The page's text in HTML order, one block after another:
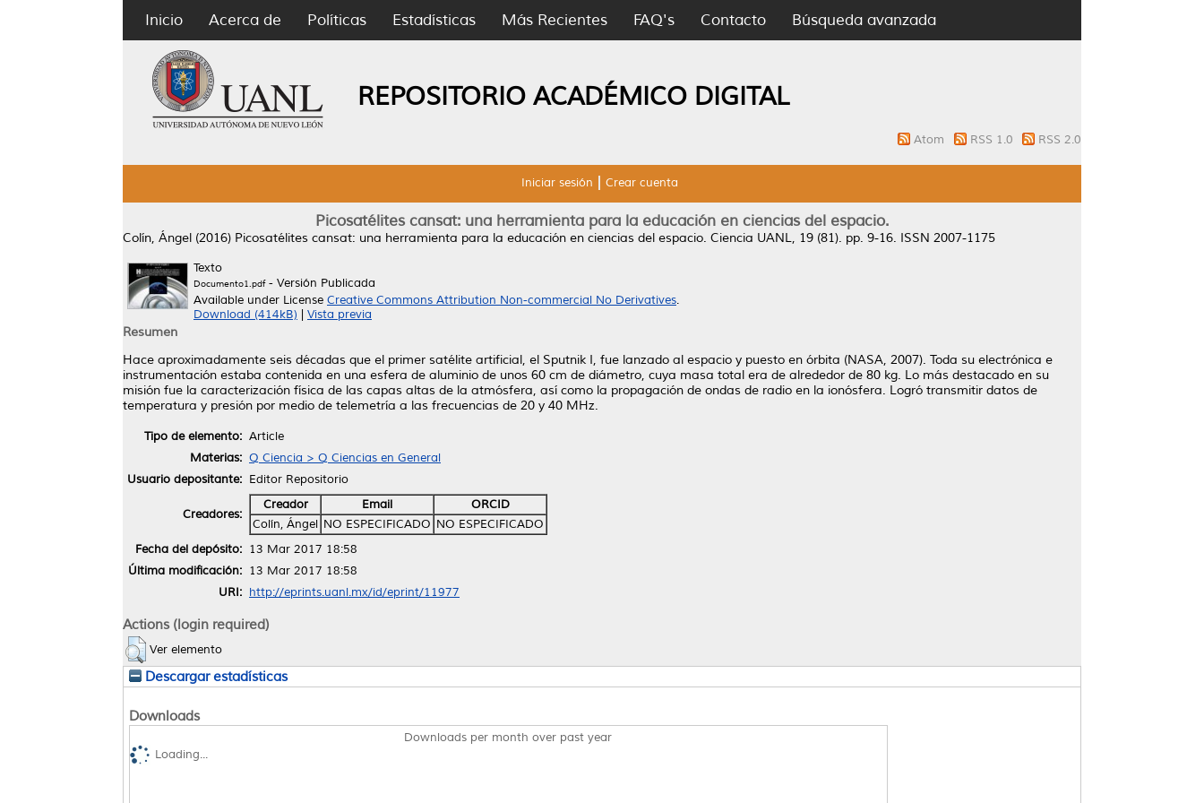
Inicio Acerca de Políticas Estadísticas Más Recientes FAQ's Contacto Búsqueda avanzada
REPOSITORIO ACADÉMICO DIGITAL
Atom RSS 1.0 RSS 2.0
Iniciar sesión Crear cuenta
Picosatélites cansat: una herramienta para la educación en ciencias del espacio.
Colín, Ángel (2016) Picosatélites cansat: una herramienta para la educación en ciencias del espacio. Ciencia UANL, 19 (81). pp. 9-16. ISSN 2007-1175
Texto
Documento1.pdf- Versión Publicada
Available under License Creative Commons Attribution Non-commercial No Derivatives.
Download (414kB)
Vista previa
Resumen
Hace aproximadamente seis décadas que el primer satélite artificial, el Sputnik I, fue lanzado al espacio y puesto en órbita (NASA, 2007). Toda su electrónica e
instrumentación estaba contenida en una esfera de aluminio de unos 60 cm de diámetro, cuya masa total era de alrededor de 80 kg. Lo más destacado en su
misión fue la caracterización física de las capas altas de la atmósfera, así como la propagación de ondas de radio en la ionósfera. Logró transmitir datos de
temperatura y presión por medio de telemetría a las frecuencias de 20 y 40 MHz.
Tipo de elemento: Article
Materias: Q Ciencia > Q Ciencias en General
Usuario depositante: Editor Repositorio
Creadores:
Creador Email
ORCID
Colín, Ángel NO ESPECIFICADO NO ESPECIFICADO
Fecha del depósito: 13 Mar 2017 18:58
Última modificación: 13 Mar 2017 18:58
URI: http://eprints.uanl.mx/id/eprint/11977
Actions (login required)
Ver elemento
Descargar estadísticas
Downloads
Downloads per month over past year
Loading...